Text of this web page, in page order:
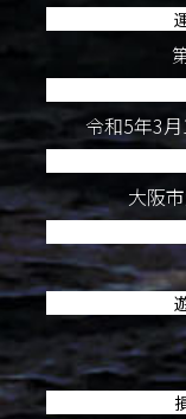
令和5年3
大阪